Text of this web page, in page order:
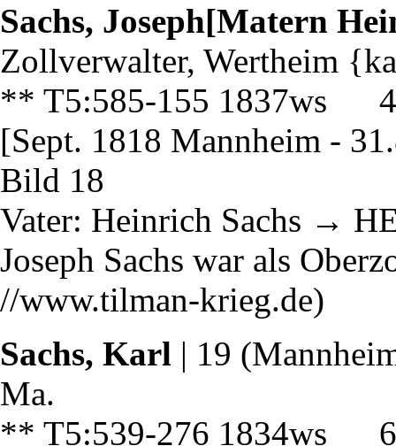
Sachs, Joseph[Matern
Zollverwalter, Wertheim
** T5:585-155 1837ws 4
[Sept. 1818 Mannheim -
Bild 18
Vater: Heinrich Sachs →
Joseph Sachs war als
//www.tilman-krieg.de)
Sachs, Karl | 19
Ma.
** T5:539-276 1834ws 6